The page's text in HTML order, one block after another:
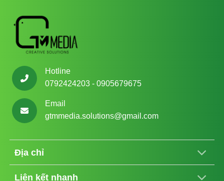
Hotline
0792424203 - 0905679675
Email
gtmmedia.solutions@gmail.com
Địa chỉ
Liên kết nhanh